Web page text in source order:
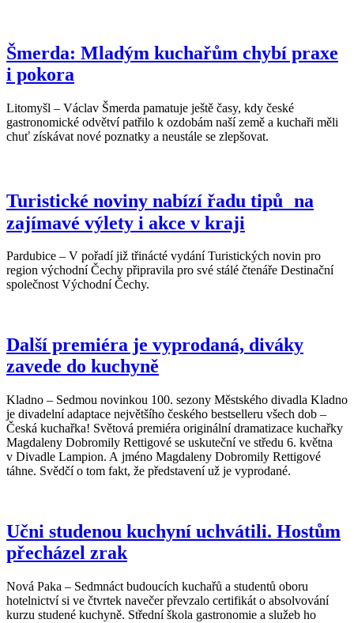
Šmerda: Mladým kuchařům chybí praxe
i pokora
Litomyšl – Václav Šmerda pamatuje ještě časy, kdy české
gastronomické odvětví patřilo k ozdobám naší země a kuchaři měli
chuť získávat nové poznatky a neustále se zlepšovat.
Turistické noviny nabízí řadu tipů na
zajímavé výlety i akce v kraji
Pardubice – V pořadí již třinácté vydání Turistických novin pro
region východní Čechy připravila pro své stálé čtenáře Destinační
společnost Východní Čechy.
Další premiéra je vyprodaná, diváky
zavede do kuchyně
Kladno – Sedmou novinkou 100. sezony Městského divadla Kladno
je divadelní adaptace největšího českého bestselleru všech dob –
Česká kuchařka! Světová premiéra originální dramatizace kuchařky
Magdaleny Dobromily Rettigové se uskuteční ve středu 6. května
v Divadle Lampion. A jméno Magdaleny Dobromily Rettigové
táhne. Svědčí o tom fakt, že představení už je vyprodané.
Učni studenou kuchyní uchvátili. Hostům
přecházel zrak
Nová Paka – Sedmnáct budoucích kuchařů a studentů oboru
hotelnictví si ve čtvrtek navečer převzalo certifikát o absolvování
kurzu studené kuchyně. Střední škola gastronomie a služeb ho